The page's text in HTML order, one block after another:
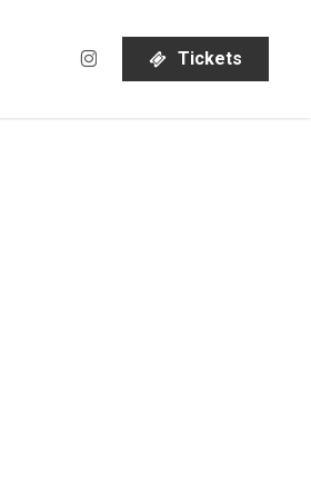
instagram Tickets